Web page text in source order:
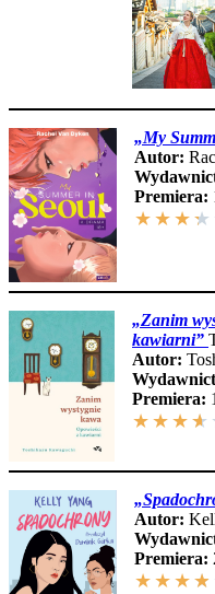
„My
Autor:
Premiera:
★ ★ ★ ★
„Zanim
kawiarni”
Autor:
Premiera:
★ ★ ★ ★
Autor:
Premiera:
★ ★ ★ ★